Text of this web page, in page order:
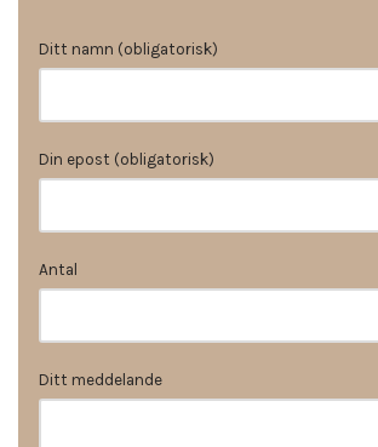
Ditt namn (obligatorisk)
Din epost (obligatorisk)
Antal
Ditt meddelande